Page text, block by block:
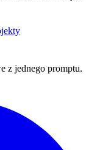
z jednego promptu.